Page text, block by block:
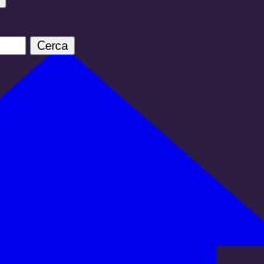
Cerca